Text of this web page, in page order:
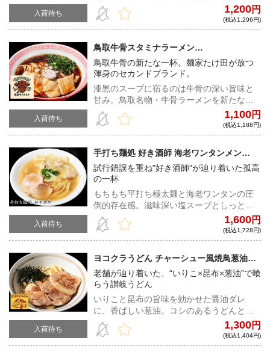
入荷待ち
り、一杯はさらなる高みへ。
1,200円
(税込1,296円)
入荷待ち
鳥取牛骨スタミナラーメン
BULLKACCHON 本店 牛骨スタミナラーメ
ン
鳥取牛骨の新たな一杯。麺家たけ田が放つ
渾身のセカンドブランド。
漆黒のスープに宿るのは牛骨の深い旨味と
甘み。鳥取名物・牛骨ラーメンを新たなス
タイルへ昇華させたスタミナラーメン。
1,100円
(税込1,188円)
入荷待ち
手打ち麺処 好き酒師 海老ワンタンメン
（塩）
試行錯誤を重ね"好き酒師"が辿り着いた孤高
の一杯
もちもち平打ち極太麺と海老ワンタンの圧
倒的存在感。滋味深い塩スープとしっとり
チャーシューが心と体に染み渡る。1,600円
(税込1,728円)
入荷待ち
ヨコクラうどん チャーシュー風焼鳥葱油う
どん
老舗が辿り着いた、“いりこ×昆布×葱油”で喰
らう讃岐うどん
いりこと昆布の旨味を効かせた醤油ダレ
に、香ばしい葱油。コシのあるうどんと絡
めて完成する唯一無二の逸品！
1,300円
(税込1,404円)